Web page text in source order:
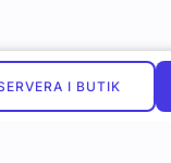
I BUTIK